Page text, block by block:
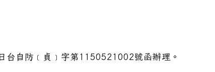
台自防﹝貞﹞字第1150521002號函辦理。